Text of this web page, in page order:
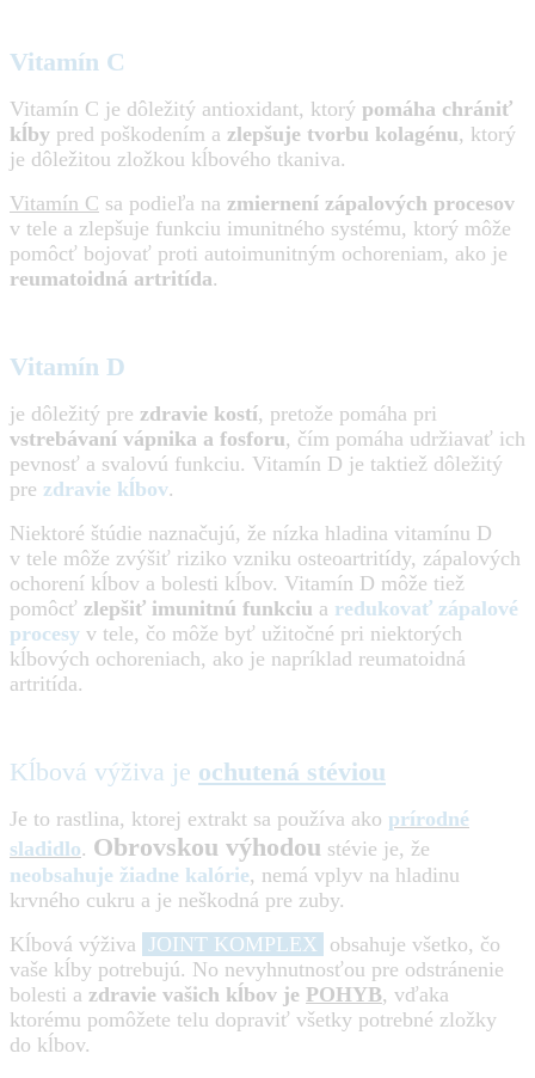
Vitamín C
Vitamín C je dôležitý antioxidant, ktorý pomáha chrániť
kĺby pred poškodením a zlepšuje tvorbu kolagénu, ktorý
je dôležitou zložkou kĺbového tkaniva.
Vitamín C sa podieľa na zmiernení zápalových procesov
v tele a zlepšuje funkciu imunitného systému, ktorý môže
pomôcť bojovať proti autoimunitným ochoreniam, ako je
reumatoidná artritída.
Vitamín D
je dôležitý pre zdravie kostí, pretože pomáha pri
vstrebávaní vápnika a fosforu, čím pomáha udržiavať ich
pevnosť a svalovú funkciu. Vitamín D je taktiež dôležitý
pre zdravie kĺbov.
Niektoré štúdie naznačujú, že nízka hladina vitamínu D
v tele môže zvýšiť riziko vzniku osteoartritídy, zápalových
ochorení kĺbov a bolesti kĺbov. Vitamín D môže tiež
pomôcť zlepšiť imunitnú funkciu a redukovať zápalové
procesy v tele, čo môže byť užitočné pri niektorých
kĺbových ochoreniach, ako je napríklad reumatoidná
artritída.
Kĺbová výživa je ochutená stéviou
Je to rastlina, ktorej extrakt sa používa ako prírodné
sladidlo. Obrovskou výhodou stévie je, že
neobsahuje žiadne kalórie, nemá vplyv na hladinu
krvného cukru a je neškodná pre zuby.
Kĺbová výživa JOINT KOMPLEX obsahuje všetko, čo
vaše kĺby potrebujú. No nevyhnutnosťou pre odstránenie
bolesti a zdravie vašich kĺbov je POHYB, vďaka
ktorému pomôžete telu dopraviť všetky potrebné zložky
do kĺbov.